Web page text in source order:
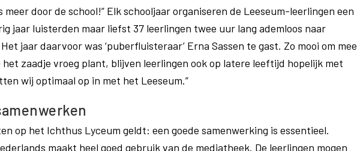
door de school!” Elk schooljaar organiseren de Leeseum-leerlingen een
jaar luisterden maar liefst 37 leerlingen twee uur lang ademloos naar
jaar daarvoor was ‘puberfluisteraar’ Erna Sassen te gast. Zo mooi om mee
het zaadje vroeg plant, blijven leerlingen ook op latere leeftijd hopelijk met
wij optimaal op in met het Leeseum.”
op het Ichthus Lyceum geldt: een goede samenwerking is essentieel.
maakt heel goed gebruik van de mediatheek. De leerlingen mogen